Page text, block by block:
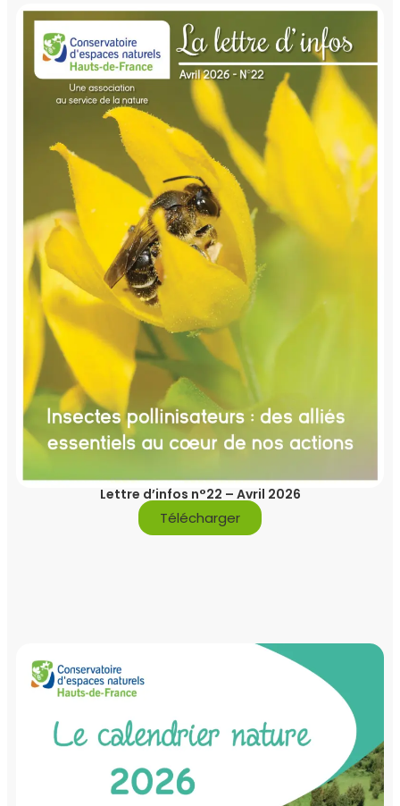
Lettre d’infos n°22 – Avril 2026
Télécharger